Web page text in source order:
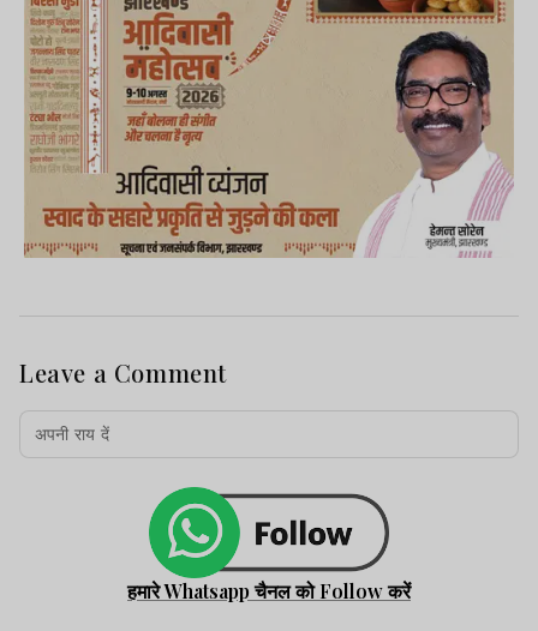
Leave a Comment
हमारे Whatsapp चैनल को Follow करें